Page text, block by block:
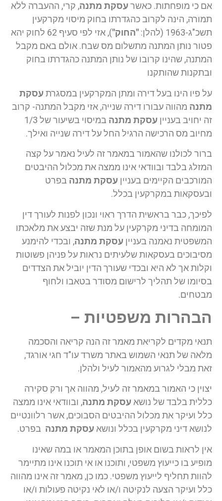
אם כי מופחתות. כאשרעסקת מתנה, קרי, ההעברה ללא
תמורה, הינה לקרוב כהגדרתו בחוק מיסוי מקרקעין
תשכ"ג-1963 (להלן:
"החוק"
), אזי לפי סעיף 62 לחוק יהא
פטור נותן המתנה מתשלום מס שבח. אולם באם מקבל
המתנה, שהינו קרובו של נותן המתנה כהגדרתו בחוק
ובתקנות שהותקנו
על פיו הינו בעל דירה ומתן המקרקעין במסגרתעסקת
מתנה מהווה עבורו דירה שנייה, אזי מקבל המתנה- קרוב
זה יחויב בעניין עסקת מתנה
במיסוי בשיעור של 1/3
מחיוב מס הרכישה הרגיל החל על דירה שנייה ואילך.
ברור לכולנו שהאמור במאמר זה לעיל נאמר על קצה
המזלג בלבד ובוודאי אינו ממצה את מכלול ההיבטים
המורכבים הקיימים בעניין עסקת מתנה בפרט
ובעסקאות במקרקעין בכלל.
לפיכך, כבר בראשית הדרך ראוי ונכון לפנות לעורך דין
המומחה בדיני מקרקעין על מנת שזה יבצע את מלאכתו
המשפטית נאמנה בעניין עסקת מתנה, ובכדי להימנע
מסיבוכים בעסקאות שלעיתים נראות על פניהן פשוטות
וקלות אך לא היא ובכדי שעורך הדין יוביל את הצדדים
בסיומו של תהליך לרישום מסודר בטאבו ולחוף
מבטחים.
הבהרות משפטיות –
תנאי מקדים לקריאת מאמר זה הנה קריאה והסכמה
מלאה של תנאי השמוש באתר משרד עו"ד חגי אורגד,
זאת מבלי לגרוע מהאמור לעיל ולהלן.
יצוין כי האמור במאמר זה לעיל, מהווה אך ורק סקירה
כללית בלבד של נושאעסקת מתנה, ובוודאי אינו ממצה
כלל ועיקר את מכלול ההיבטים הסבוכים, אשר רלוונטיים
לנושא דיני מקרקעין בכלל ונושאעסקת מתנה בפרט.
אין לראות בשום אופן בתוכן המאמר או במה שאינו
מופיע בו כייעוץ משפטי, ותוכנו או אי תוכנו אינו מתיימר
להוות תחליף לייעוץ משפטי. כמו כן, מאמר זה אינו מהווה
כלל ועיקר הצעה לנקיטה ו/או לאי נקיטה פעולות ו/או